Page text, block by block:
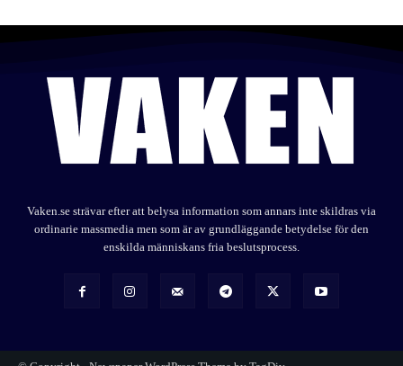
Vaken.se strävar efter att belysa information som annars inte skildras via
ordinarie massmedia men som är av grundläggande betydelse för den
enskilda människans fria beslutsprocess.